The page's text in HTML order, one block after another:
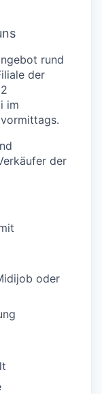
rund
der
im
der
oder